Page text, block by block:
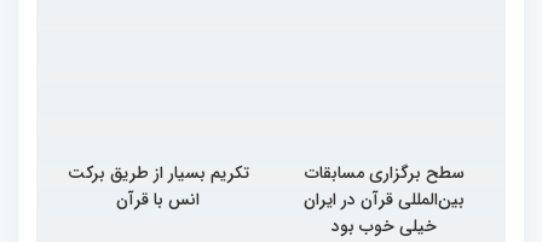
سطح برگزاری مسابقات
بین‌المللی قرآن در ایران
خیلی خوب بود
تکریم بسیار از طریق برکت
انس با قرآن